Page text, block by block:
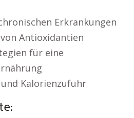
Erkrankungen
Antioxidantien
für eine
Kalorienzufuhr